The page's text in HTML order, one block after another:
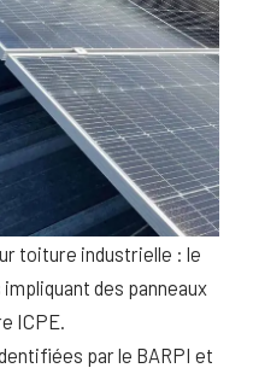
toiture industrielle : le
des panneaux
ICPE.
par le BARPI et